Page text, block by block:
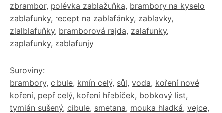
zbrambor, polévka zablažuňka, brambory na kyselo
zablafunky, recept na zablafánky, zablavky,
zlalblafuňky, bramborová rajda, zalafunky,
zaplafunky, zablafunjy
Suroviny:
brambory, cibule, kmín celý, sůl, voda, koření nové
koření, pepř celý, koření hřebíček, bobkový list,
tymián sušený, cibule, smetana, mouka hladká, vejce,